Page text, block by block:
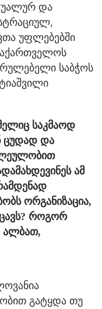
და
უფლებებში
საბჭოს
საკმაოდ
ცუდად და
ამ
ორგანიზაცია,
როგორ
ალბათ,
გატყდა თუ